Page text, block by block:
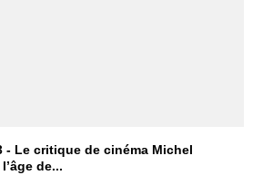
- Le critique de cinéma Michel
de...